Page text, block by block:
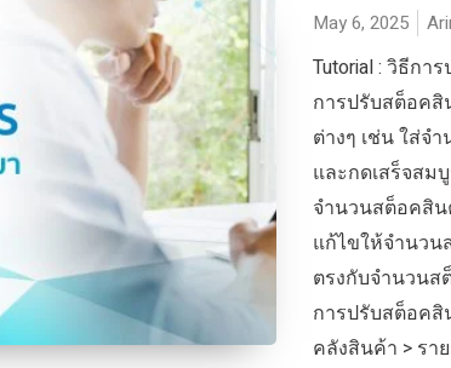
May 6, 2025
Tutorial : วิธีกา
การปรับสต็อค
ต่างๆ เช่น ใส่จ
และกดเสร็จสม
จำนวนสต็อคสิน
แก้ไขให้จำนวน
ตรงกับจำนวนส
การปรับสต็อคสิ
คลังสินค้า > รา